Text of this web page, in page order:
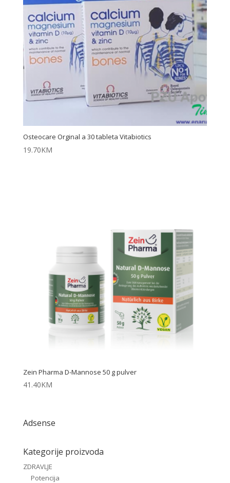
Osteocare Orginal a 30 tableta Vitabiotics
19.70KM
Zein Pharma D-Mannose 50 g pulver
41.40KM
Adsense
Kategorije proizvoda
ZDRAVLJE
Potencija